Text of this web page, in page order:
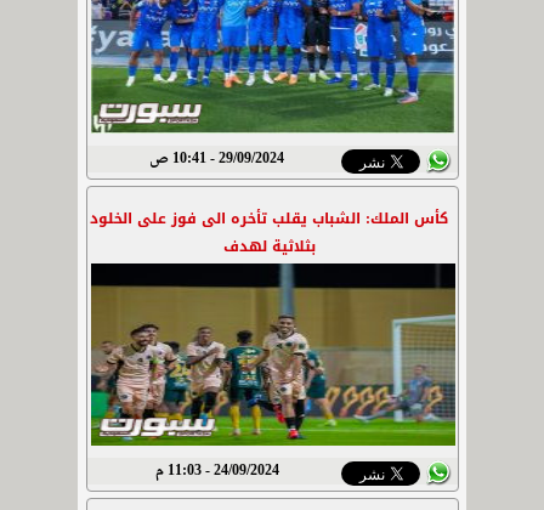
29/09/2024 - 10:41 ص
كأس الملك: الشباب يقلب تأخره الى فوز على الخلود
بثلاثية لهدف
24/09/2024 - 11:03 م